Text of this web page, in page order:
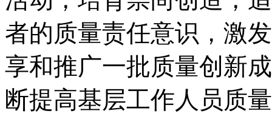
者的质量责任意识，激
享和推广一批质量创新
断提高基层工作人员质